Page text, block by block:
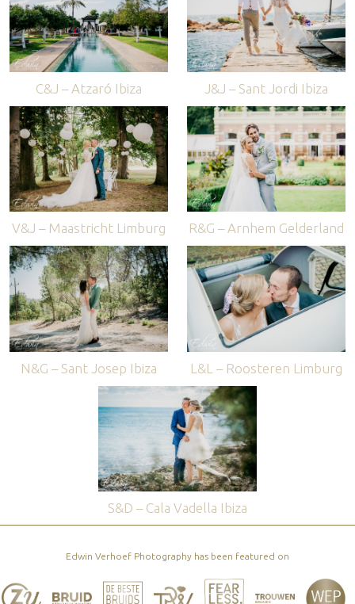
C&J – Atzaró Ibiza J&J – Sant Jordi Ibiza
V&J – Maastricht Limburg R&G – Arnhem Gelderland
N&G – Sant Josep Ibiza L&L – Roosteren Limburg
S&D – Cala Vadella Ibiza
Edwin Verhoef Photography has been featured on